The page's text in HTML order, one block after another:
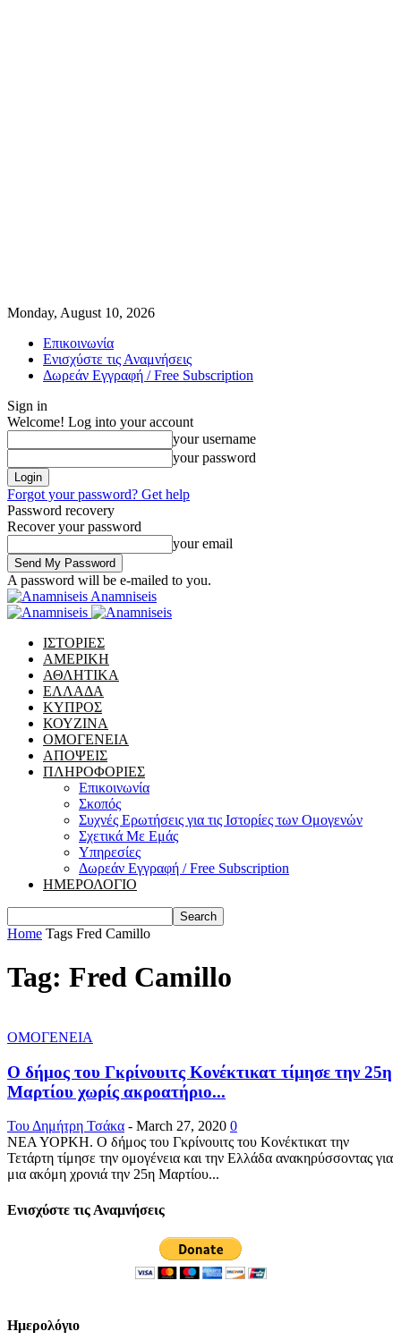
Monday, August 10, 2026
Επικοινωνία
Ενισχύστε τις Αναμνήσεις
Δωρεάν Εγγραφή / Free Subscription
Sign in
Welcome! Log into your account
your username
your password
Forgot your password? Get help
Password recovery
Recover your password
your email
A password will be e-mailed to you.
Anamniseis
ΙΣΤΟΡΙΕΣ
ΑΜΕΡΙΚΗ
ΑΘΛΗΤΙΚΑ
ΕΛΛΑΔΑ
ΚΥΠΡΟΣ
ΚΟΥΖΙΝΑ
ΟΜΟΓΕΝΕΙΑ
ΑΠΟΨΕΙΣ
ΠΛΗΡΟΦΟΡΙΕΣ
Επικοινωνία
Σκοπός
Συχνές Ερωτήσεις για τις Ιστορίες των Ομογενών
Σχετικά Με Εμάς
Υπηρεσίες
Δωρεάν Εγγραφή / Free Subscription
ΗΜΕΡΟΛΟΓΙΟ
Home Tags Fred Camillo
Tag: Fred Camillo
ΟΜΟΓΕΝΕΙΑ
Ο δήμος του Γκρίνουιτς Κονέκτικατ τίμησε την 25η
Μαρτίου χωρίς ακροατήριο...
Του Δημήτρη Τσάκα - March 27, 2020 0
ΝΕΑ ΥΟΡΚΗ. Ο δήμος του Γκρίνουιτς του Κονέκτικατ την
Τετάρτη τίμησε την ομογένεια και την Ελλάδα ανακηρύσσοντας για
μια ακόμη χρονιά την 25η Μαρτίου...
Ενισχύστε τις Αναμνήσεις
Ημερολόγιο